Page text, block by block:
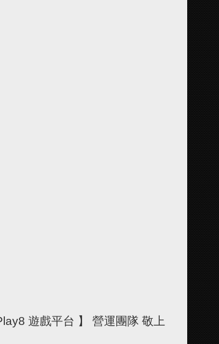
遊戲平台 】 營運團隊 敬上